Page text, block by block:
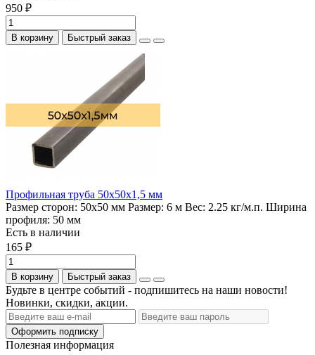
950 ₽
В корзину Быстрый заказ
Профильная труба 50х50х1,5 мм
Размер сторон: 50х50 мм Размер: 6 м Вес: 2.25 кг/м.п. Ширина
профиля: 50 мм
Есть в наличии
165 ₽
В корзину Быстрый заказ
Будьте в центре событий - подпишитесь на наши новости!
Новинки, скидки, акции.
Оформить подписку
Полезная информация